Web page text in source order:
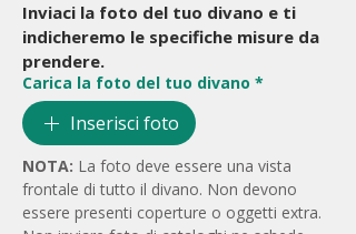
Inviaci la foto del tuo divano e ti
indicheremo le specifiche misure da
prendere.
Carica la foto del tuo divano *
Inserisci foto
NOTA: La foto deve essere una vista
frontale di tutto il divano. Non devono
essere presenti coperture o oggetti extra.